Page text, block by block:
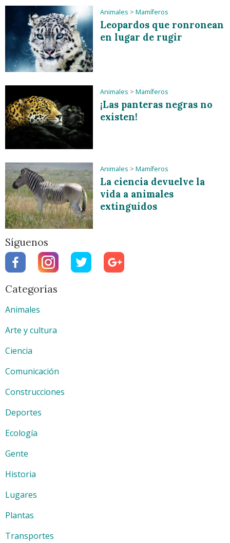
Animales > Mamíferos
Leopardos que ronronean
en lugar de rugir
Animales > Mamíferos
¡Las panteras negras no
existen!
Animales > Mamíferos
La ciencia devuelve la
vida a animales
extinguidos
Síguenos
Categorías
Animales
Arte y cultura
Ciencia
Comunicación
Construcciones
Deportes
Ecología
Gente
Historia
Lugares
Plantas
Transportes